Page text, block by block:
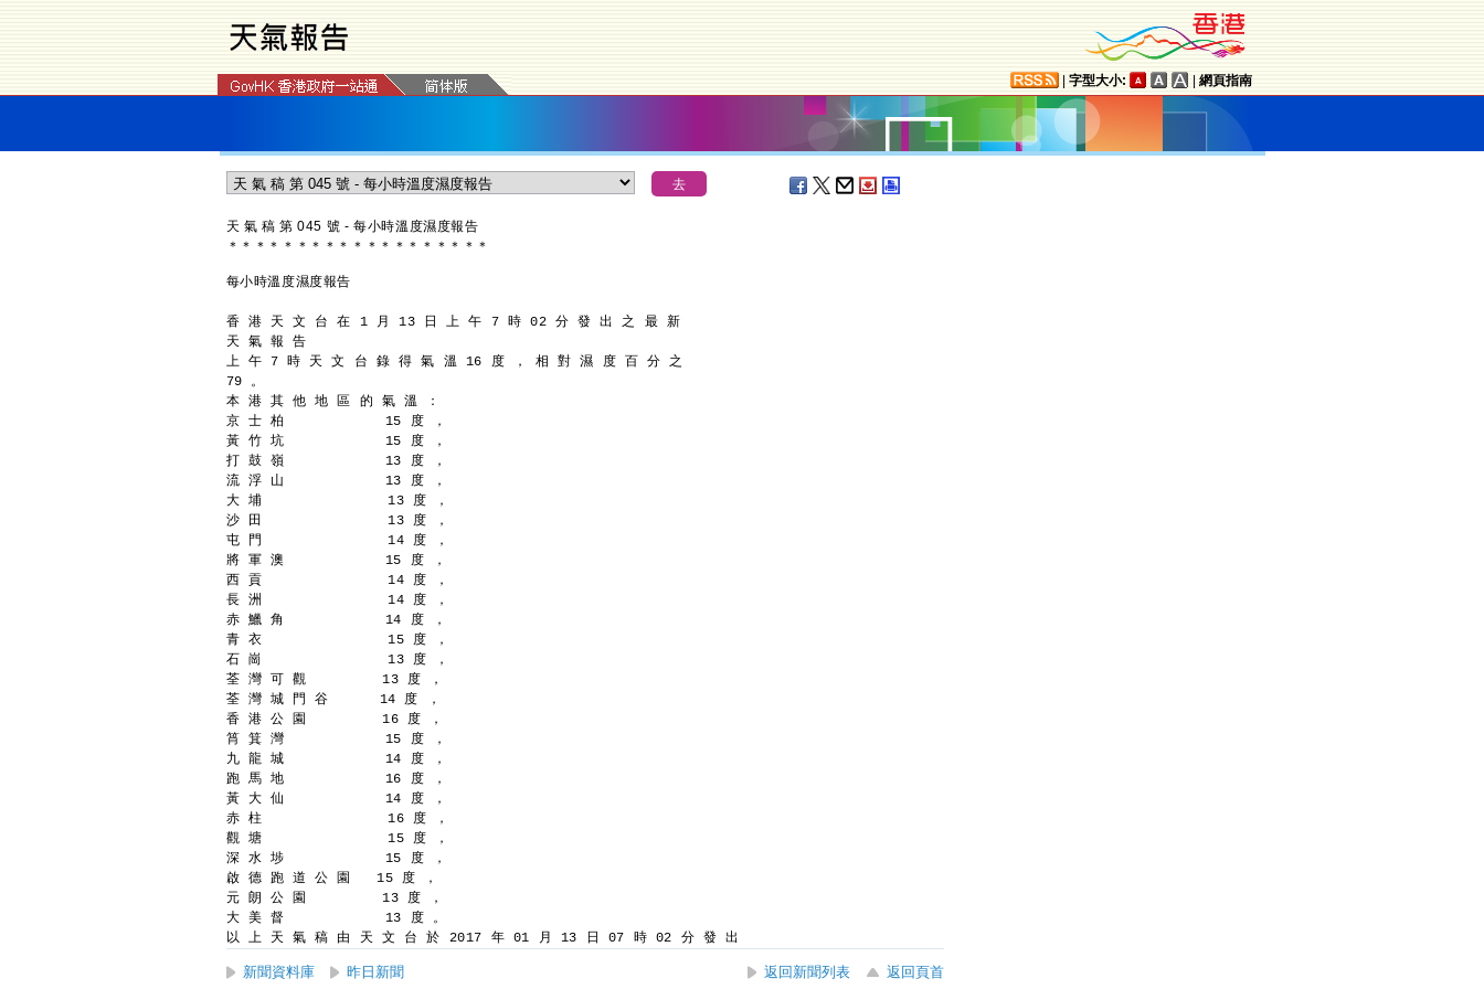
字型大小: 網頁指南
天 氣 稿 第 045 號 - 每小時溫度濕度報告
＊ ＊ ＊ ＊ ＊ ＊ ＊ ＊ ＊ ＊ ＊ ＊ ＊ ＊ ＊ ＊ ＊ ＊ ＊
每小時溫度濕度報告
香 港 天 文 台 在 1 月 13 日 上 午 7 時 02 分 發 出 之 最 新
天 氣 報 告
上 午 7 時 天 文 台 錄 得 氣 溫 16 度 ， 相 對 濕 度 百 分 之
79 。
本 港 其 他 地 區 的 氣 溫 ：
京 士 柏            15 度 ，
黃 竹 坑            15 度 ，
打 鼓 嶺            13 度 ，
流 浮 山            13 度 ，
大 埔               13 度 ，
沙 田               13 度 ，
屯 門               14 度 ，
將 軍 澳            15 度 ，
西 貢               14 度 ，
長 洲               14 度 ，
赤 鱲 角            14 度 ，
青 衣               15 度 ，
石 崗               13 度 ，
荃 灣 可 觀         13 度 ，
荃 灣 城 門 谷      14 度 ，
香 港 公 園         16 度 ，
筲 箕 灣            15 度 ，
九 龍 城            14 度 ，
跑 馬 地            16 度 ，
黃 大 仙            14 度 ，
赤 柱               16 度 ，
觀 塘               15 度 ，
深 水 埗            15 度 ，
啟 德 跑 道 公 園   15 度 ，
元 朗 公 園         13 度 ，
大 美 督            13 度 。
以 上 天 氣 稿 由 天 文 台 於 2017 年 01 月 13 日 07 時 02 分 發 出
新聞資料庫 昨日新聞 返回新聞列表 返回頁首